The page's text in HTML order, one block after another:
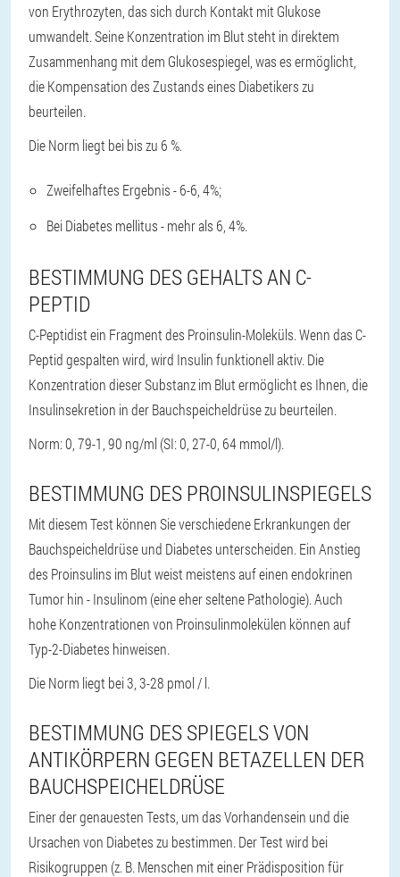
von Erythrozyten, das sich durch Kontakt mit Glukose
umwandelt. Seine Konzentration im Blut steht in direktem
Zusammenhang mit dem Glukosespiegel, was es ermöglicht,
die Kompensation des Zustands eines Diabetikers zu
beurteilen.
Die Norm liegt bei bis zu 6 %.
Zweifelhaftes Ergebnis - 6-6, 4%;
Bei Diabetes mellitus - mehr als 6, 4%.
BESTIMMUNG DES GEHALTS AN C-
PEPTID
C-Peptidist ein Fragment des Proinsulin-Moleküls. Wenn das C-
Peptid gespalten wird, wird Insulin funktionell aktiv. Die
Konzentration dieser Substanz im Blut ermöglicht es Ihnen, die
Insulinsekretion in der Bauchspeicheldrüse zu beurteilen.
Norm: 0, 79-1, 90 ng/ml (SI: 0, 27-0, 64 mmol/l).
BESTIMMUNG DES PROINSULINSPIEGELS
Mit diesem Test können Sie verschiedene Erkrankungen der
Bauchspeicheldrüse und Diabetes unterscheiden. Ein Anstieg
des Proinsulins im Blut weist meistens auf einen endokrinen
Tumor hin - Insulinom (eine eher seltene Pathologie). Auch
hohe Konzentrationen von Proinsulinmolekülen können auf
Typ-2-Diabetes hinweisen.
Die Norm liegt bei 3, 3-28 pmol / l.
BESTIMMUNG DES SPIEGELS VON
ANTIKÖRPERN GEGEN BETAZELLEN DER
BAUCHSPEICHELDRÜSE
Einer der genauesten Tests, um das Vorhandensein und die
Ursachen von Diabetes zu bestimmen. Der Test wird bei
Risikogruppen (z. B. Menschen mit einer Prädisposition für